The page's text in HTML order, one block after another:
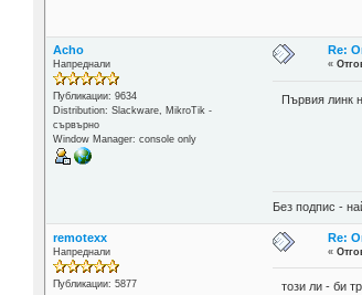
Acho
Напреднали
Публикации: 9634
Distribution: Slackware, MikroTik -
сървърно
Window Manager: console only
Re:
«
Първия линк
Без подпис -
remotexx
Напреднали
Публикации: 5877
Re:
«
този ли - би